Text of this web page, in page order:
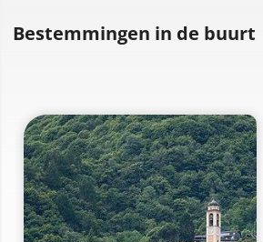
Bestemmingen in de buurt